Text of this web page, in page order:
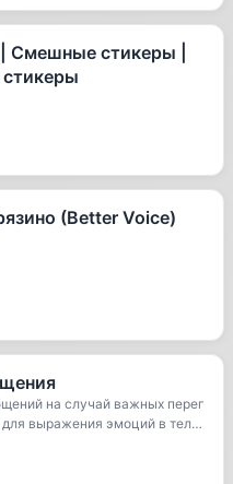
стикеры |
(Better Voice)
на случай важных перег
выражения эмоций в теле